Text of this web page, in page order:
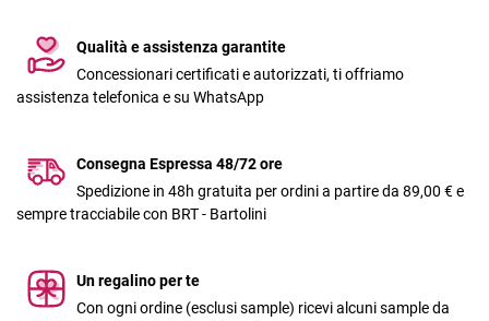
Qualità e assistenza garantite
Concessionari certificati e autorizzati, ti offriamo
assistenza telefonica e su WhatsApp
Consegna Espressa 48/72 ore
Spedizione in 48h gratuita per ordini a partire da 89,00 € e
sempre tracciabile con BRT - Bartolini
Un regalino per te
Con ogni ordine (esclusi sample) ricevi alcuni sample da